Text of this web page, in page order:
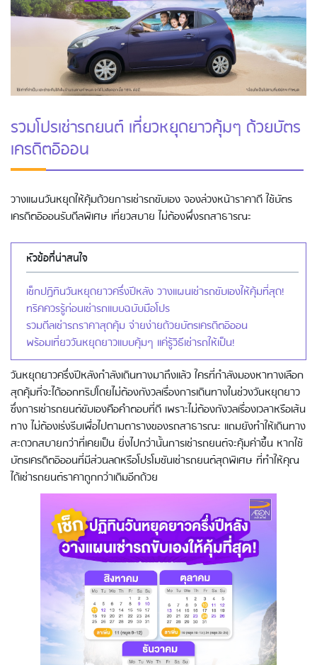
รวมโปรเช่ารถยนต์ เที่ยวหยุดยาวคุ้มๆ ด้วยบัตร
เครดิตอิออน
วางแผนวันหยุดให้คุ้มด้วยการเช่ารถขับเอง จองล่วงหน้าราคาดี ใช้บัตร
เครดิตอิออนรับดีลพิเศษ เที่ยวสบาย ไม่ต้องพึ่งรถสาธารณะ
หัวข้อที่น่าสนใจ
เช็กปฏิทินวันหยุดยาวครึ่งปีหลัง วางแผนเช่ารถขับเองให้คุ้มที่สุด!
ทริคควรรู้ก่อนเช่ารถแบบฉบับมือโปร
รวมดีลเช่ารถราคาสุดคุ้ม จ่ายง่ายด้วยบัตรเครดิตอิออน
พร้อมเที่ยววันหยุดยาวแบบคุ้มๆ แค่รู้วิธีเช่ารถให้เป็น!
วันหยุดยาวครึ่งปีหลังกำลังเดินทางมาถึงแล้ว ใครที่กำลังมองหาทางเลือก
สุดคุ้มที่จะได้ออกทริปโดยไม่ต้องกังวลเรื่องการเดินทางในช่วงวันหยุดยาว
ซึ่งการเช่ารถยนต์ขับเองคือคำตอบที่ดี เพราะไม่ต้องกังวลเรื่องเวลาหรือเส้น
ทาง ไม่ต้องเร่งรีบเพื่อไปตามตารางของรถสาธารณะ แถมยังทำให้เดินทาง
สะดวกสบายกว่าที่เคยเป็น ยิ่งไปกว่านั้นการเช่ารถยนต์จะคุ้มค่าขึ้น หากใช้
บัตรเครดิตอิออนที่มีส่วนลดหรือโปรโมชันเช่ารถยนต์สุดพิเศษ ที่ทำให้คุณ
ได้เช่ารถยนต์ราคาถูกกว่าเดิมอีกด้วย